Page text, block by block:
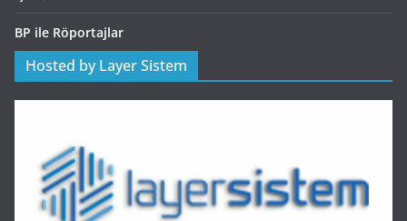
BP ile Röportajlar
Hosted by Layer Sistem